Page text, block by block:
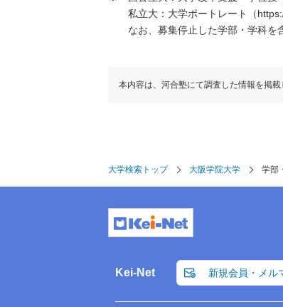
私立大：大学ポートレート（
なお、募集停止した学部・学科を
本内容は、河合塾にて調査した情報を掲
大学検索トップ 大阪学院大学 学部
Kei-Net 新規会員・メル